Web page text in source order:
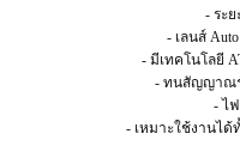
- ระ
- เลนส์
- มีเทคโนโลยี
- ทนสัญญาณร
- ไ
- เหมาะใช้งานไ